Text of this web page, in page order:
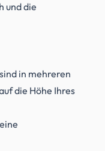
und die
in mehreren
die Höhe Ihres